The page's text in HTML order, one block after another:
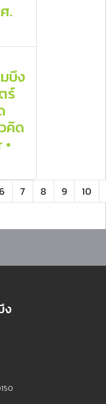
.
บึง
ร์
คิด
หน้า 5 จาก 29
6 7 8 9 10
ง